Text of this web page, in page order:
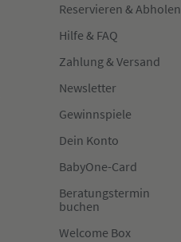
Reservieren & Abholen
Hilfe & FAQ
Zahlung & Versand
Newsletter
Gewinnspiele
Dein Konto
BabyOne-Card
Beratungstermin
buchen
Welcome Box